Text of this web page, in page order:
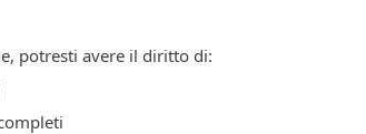
potresti avere il diritto di: